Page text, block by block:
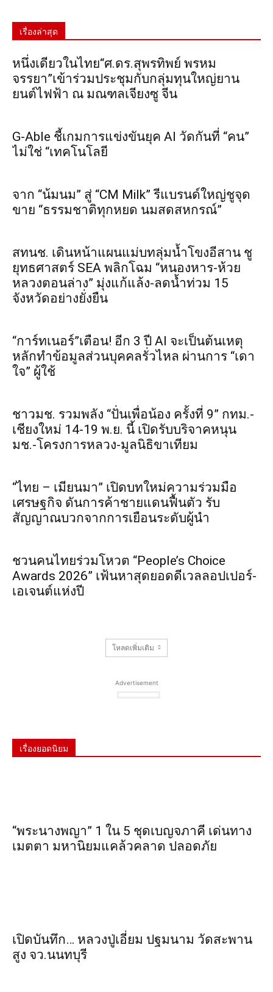
เรื่องล่าสุด
หนึ่งเดียวในไทย“ศ.ดร.สุพรทิพย์ พรหม
จรรยา”เข้าร่วมประชุมกับกลุ่มทุนใหญ่ยาน
ยนต์ไฟฟ้า ณ มณฑลเจียงซู จีน
G-Able ชี้เกมการแข่งขันยุค AI วัดกันที่ “คน”
ไม่ใช่ “เทคโนโลยี
จาก “น้มนม” สู่ “CM Milk” รีแบรนด์ใหญ่ชูจุด
ขาย “ธรรมชาติทุกหยด นมสดสหกรณ์”
สทนช. เดินหน้าแผนแม่บทลุ่มน้ำโขงอีสาน ชู
ยุทธศาสตร์ SEA พลิกโฉม “หนองหาร-ห้วย
หลวงตอนล่าง” มุ่งแก้แล้ง-ลดน้ำท่วม 15
จังหวัดอย่างยั่งยืน
“การ์ทเนอร์”เตือน! อีก 3 ปี AI จะเป็นต้นเหตุ
หลักทำข้อมูลส่วนบุคคลรั่วไหล ผ่านการ “เดา
ใจ” ผู้ใช้
ชาวมช. รวมพลัง “ปั่นเพื่อน้อง ครั้งที่ 9” กทม.-
เชียงใหม่ 14-19 พ.ย. นี้ เปิดรับบริจาคหนุน
มช.-โครงการหลวง-มูลนิธิขาเทียม
“ไทย – เมียนมา” เปิดบทใหม่ความร่วมมือ
เศรษฐกิจ ดันการค้าชายแดนฟื้นตัว รับ
สัญญาณบวกจากการเยือนระดับผู้นำ
ชวนคนไทยร่วมโหวต “People’s Choice
Awards 2026” เฟ้นหาสุดยอดดีเวลลอปเปอร์-
เอเจนต์แห่งปี
โหลดเพิ่มเติม
Advertisement
เรื่องยอดนิยม
“พระ​นาง​พญา” 1 ใน 5​ ชุดเบญจ​ภาคี​ เด่นทาง
เมตตา​ มหา​นิยม​แคล้วคลาด​ ปลอดภัย​
เปิดบันทึก… หลวงปู่เอี่ยม ​ปฐม​นาม​ วัดสะพาน
สูง​ จว.นนทบุรี